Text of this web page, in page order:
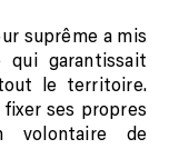
suprême a mis
quigarantissait
le territoire.
ses propres
volontaire de